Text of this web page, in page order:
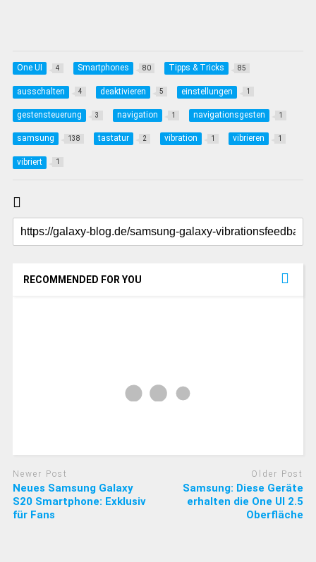
One UI 4 Smartphones 80 Tipps & Tricks 85
ausschalten 4 deaktivieren 5 einstellungen 1
gestensteuerung 3 navigation 1 navigationsgesten 1
samsung 138 tastatur 2 vibration 1 vibrieren 1
vibriert 1
RECOMMENDED FOR YOU
Newer Post
Neues Samsung Galaxy
S20 Smartphone: Exklusiv
für Fans
Older Post
Samsung: Diese Geräte
erhalten die One UI 2.5
Oberfläche